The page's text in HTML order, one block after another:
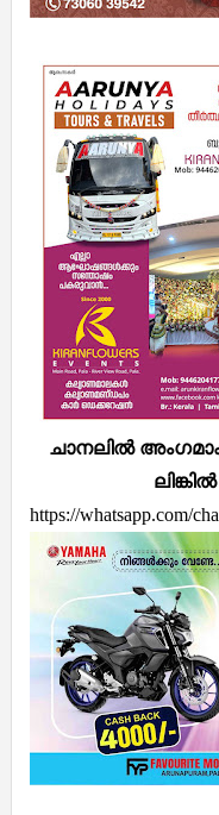
ചാനലിൽ
https://whatsapp.com/